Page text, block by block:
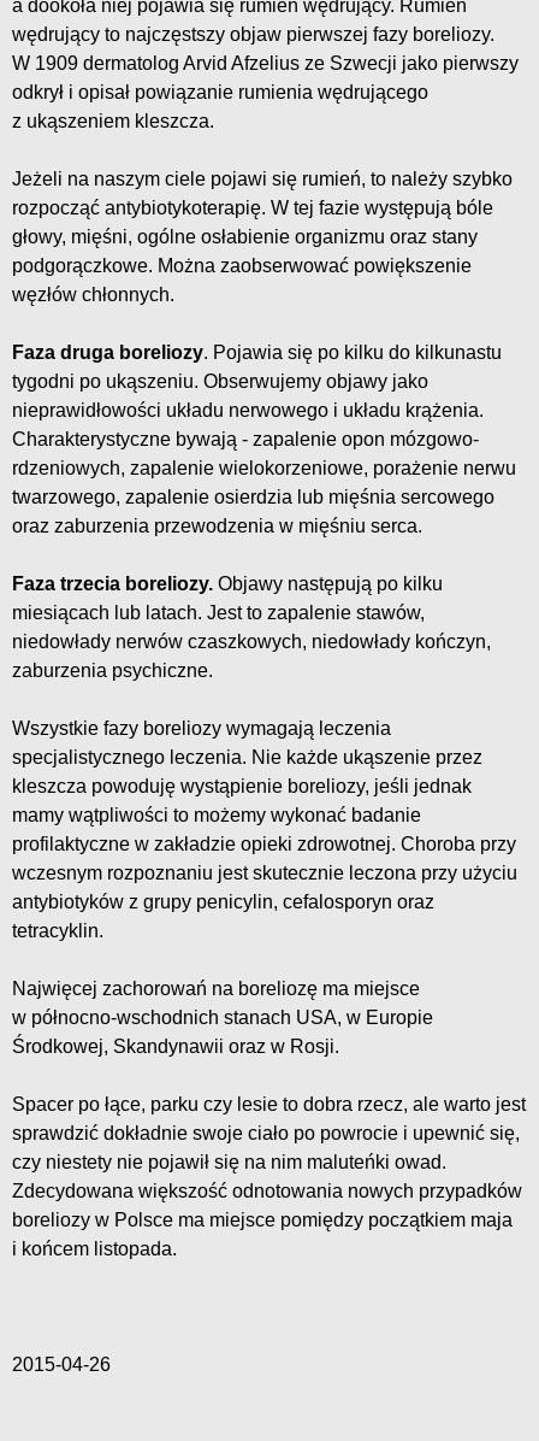
a dookoła niej pojawia się rumień wędrujący. Rumień
wędrujący to najczęstszy objaw pierwszej fazy boreliozy.
W 1909 dermatolog Arvid Afzelius ze Szwecji jako pierwszy
odkrył i opisał powiązanie rumienia wędrującego
z ukąszeniem kleszcza.
Jeżeli na naszym ciele pojawi się rumień, to należy szybko
rozpocząć antybiotykoterapię. W tej fazie występują bóle
głowy, mięśni, ogólne osłabienie organizmu oraz stany
podgorączkowe. Można zaobserwować powiększenie
węzłów chłonnych.
Faza druga boreliozy. Pojawia się po kilku do kilkunastu
tygodni po ukąszeniu. Obserwujemy objawy jako
nieprawidłowości układu nerwowego i układu krążenia.
Charakterystyczne bywają - zapalenie opon mózgowo-
rdzeniowych, zapalenie wielokorzeniowe, porażenie nerwu
twarzowego, zapalenie osierdzia lub mięśnia sercowego
oraz zaburzenia przewodzenia w mięśniu serca.
Faza trzecia boreliozy. Objawy następują po kilku
miesiącach lub latach. Jest to zapalenie stawów,
niedowłady nerwów czaszkowych, niedowłady kończyn,
zaburzenia psychiczne.
Wszystkie fazy boreliozy wymagają leczenia
specjalistycznego leczenia. Nie każde ukąszenie przez
kleszcza powoduję wystąpienie boreliozy, jeśli jednak
mamy wątpliwości to możemy wykonać badanie
profilaktyczne w zakładzie opieki zdrowotnej. Choroba przy
wczesnym rozpoznaniu jest skutecznie leczona przy użyciu
antybiotyków z grupy penicylin, cefalosporyn oraz
tetracyklin.
Najwięcej zachorowań na boreliozę ma miejsce
w północno-wschodnich stanach USA, w Europie
Środkowej, Skandynawii oraz w Rosji.
Spacer po łące, parku czy lesie to dobra rzecz, ale warto jest
sprawdzić dokładnie swoje ciało po powrocie i upewnić się,
czy niestety nie pojawił się na nim maluteńki owad.
Zdecydowana większość odnotowania nowych przypadków
boreliozy w Polsce ma miejsce pomiędzy początkiem maja
i końcem listopada.
2015-04-26